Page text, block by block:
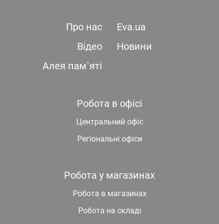
Про нас
Eva.ua
Відео
Новини
Алея пам`яті
Робота в офісі
Центральний офіс
Регіональні офіси
Робота у магазинах
Робота в магазинах
Робота на складі